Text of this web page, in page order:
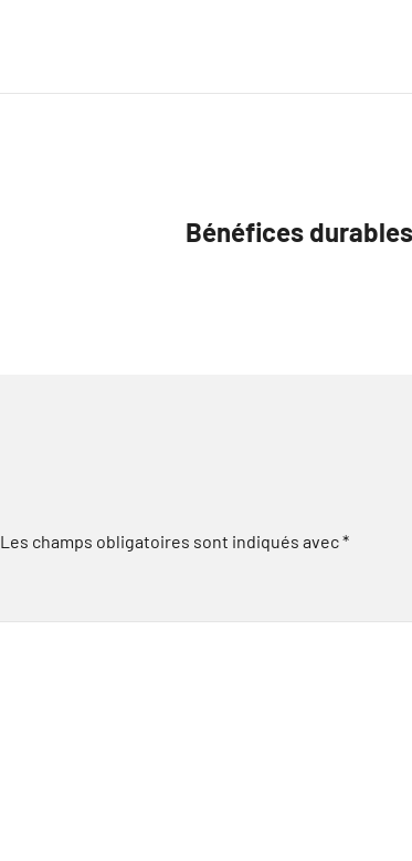
Bénéfices
Les champs obligatoires sont indiqués avec*